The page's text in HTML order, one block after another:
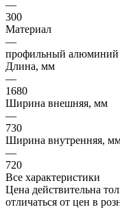
—
300
Материал
—
профильный алюминий
Длина, мм
—
1680
Ширина внешняя, мм
—
730
Ширина внутренняя,
—
720
Все характеристики
Цена действительна
отличаться от цен в